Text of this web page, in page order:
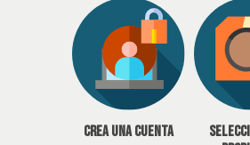
Crea una cuenta